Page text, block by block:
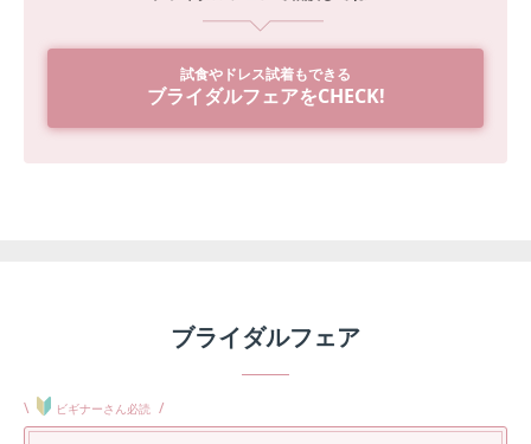
試食やドレス試着もできる
ブライダルフェアをCHECK!
ブライダルフェア
\ ビギナーさん必読 /